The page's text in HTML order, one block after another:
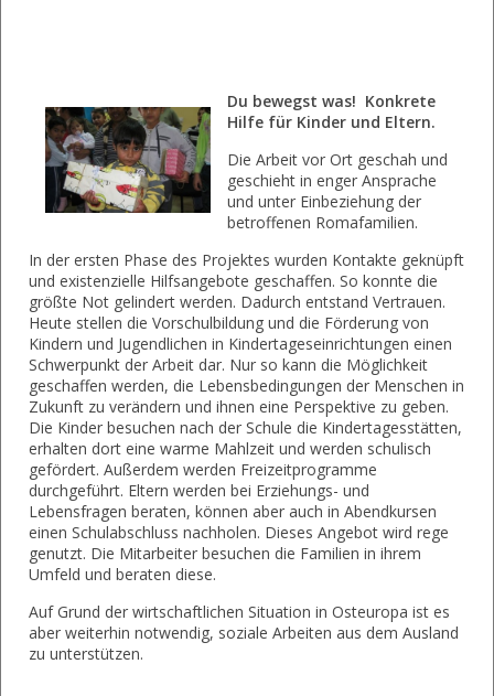
Du bewegst was! Konkrete
Hilfe für Kinder und Eltern.
Die Arbeit vor Ort geschah und
geschieht in enger Ansprache
und unter Einbeziehung der
betroffenen Romafamilien.
In der ersten Phase des Projektes wurden Kontakte geknüpft
und existenzielle Hilfsangebote geschaffen. So konnte die
größte Not gelindert werden. Dadurch entstand Vertrauen.
Heute stellen die Vorschulbildung und die Förderung von
Kindern und Jugendlichen in Kindertageseinrichtungen einen
Schwerpunkt der Arbeit dar. Nur so kann die Möglichkeit
geschaffen werden, die Lebensbedingungen der Menschen in
Zukunft zu verändern und ihnen eine Perspektive zu geben.
Die Kinder besuchen nach der Schule die Kindertagesstätten,
erhalten dort eine warme Mahlzeit und werden schulisch
gefördert. Außerdem werden Freizeitprogramme
durchgeführt. Eltern werden bei Erziehungs- und
Lebensfragen beraten, können aber auch in Abendkursen
einen Schulabschluss nachholen. Dieses Angebot wird rege
genutzt. Die Mitarbeiter besuchen die Familien in ihrem
Umfeld und beraten diese.
Auf Grund der wirtschaftlichen Situation in Osteuropa ist es
aber weiterhin notwendig, soziale Arbeiten aus dem Ausland
zu unterstützen.